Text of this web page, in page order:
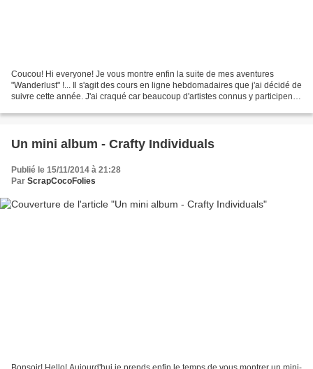
Coucou! Hi everyone! Je vous montre enfin la suite de mes aventures
"Wanderlust" !... Il s'agit des cours en ligne hebdomadaires que j'ai décidé de
suivre cette année. J'ai craqué car beaucoup d'artistes connus y participent
Un mini album - Crafty Individuals
Publié le 15/11/2014 à 21:28
Par ScrapCocoFolies